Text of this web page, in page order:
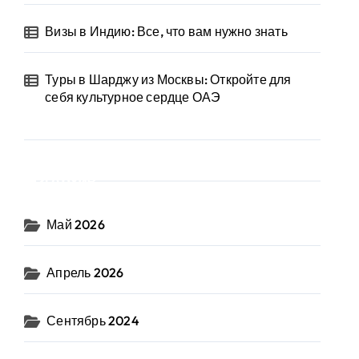
Визы в Индию: Все, что вам нужно знать
Туры в Шарджу из Москвы: Откройте для
себя культурное сердце ОАЭ
Май 2026
Апрель 2026
Сентябрь 2024